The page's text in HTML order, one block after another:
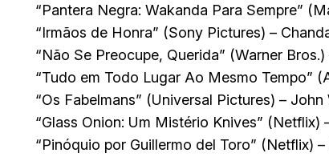
“Pantera Negra: Wakanda Para Sempre”
“Irmãos de Honra” (Sony Pictures) –
“Não Se Preocupe, Querida” (Warner
“Tudo em Todo Lugar Ao Mesmo Tempo”
“Os Fabelmans” (Universal Pictures) – John
“Glass Onion: Um Mistério Knives” (Netflix)
“Pinóquio por Guillermo del Toro” (Netflix)